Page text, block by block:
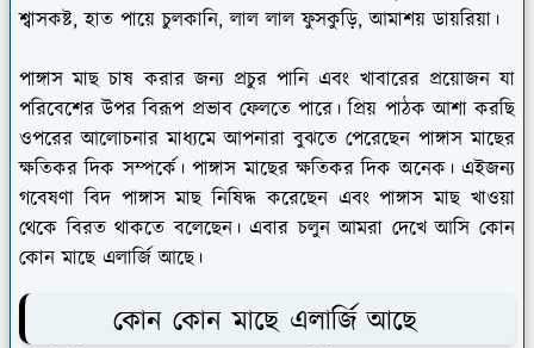
শ্বাসকষ্ট, হাত পায়ে চুলকানি, লাল লাল ফুসকুড়ি, আমাশয় ডায়রিয়া।
পাঙ্গাস মাছ চাষ করার জন্য প্রচুর পানি এবং খাবারের প্রয়োজন যা
পরিবেশের উপর বিরূপ প্রভাব ফেলতে পারে। প্রিয় পাঠক আশা করছি
ওপরের আলোচনার মাধ্যমে আপনারা বুঝতে পেরেছেন পাঙ্গাস মাছের
ক্ষতিকর দিক সম্পর্কে। পাঙ্গাস মাছের ক্ষতিকর দিক অনেক। এইজন্য
গবেষণা বিদ পাঙ্গাস মাছ নিষিদ্ধ করেছেন এবং পাঙ্গাস মাছ খাওয়া
থেকে বিরত থাকতে বলেছেন। এবার চলুন আমরা দেখে আসি কোন
কোন মাছে এলার্জি আছে।
কোন কোন মাছে এলার্জি আছে